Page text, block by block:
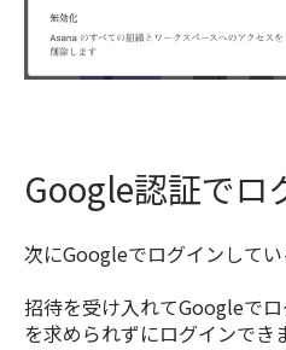
Google認証でロ
次にGoogleでログインして
招待を受け入れてGoogleで
を求められずにログインでき